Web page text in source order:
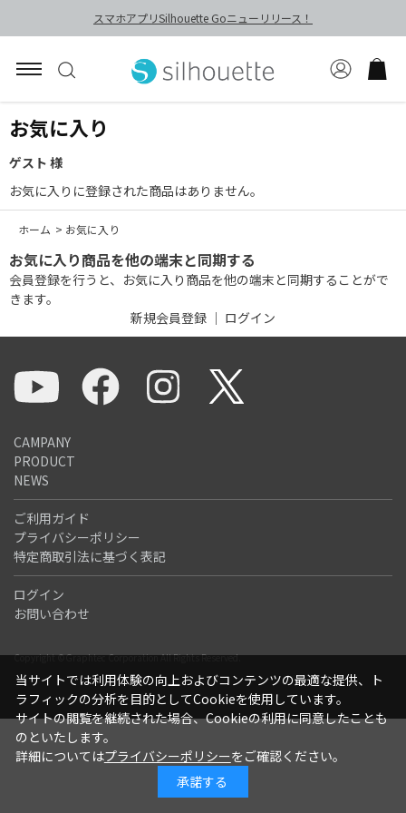
スマホアプリSilhouette Goニューリリース！
お気に入り
ゲスト 様
お気に入りに登録された商品はありません。
ホーム > お気に入り
お気に入り商品を他の端末と同期する
会員登録を行うと、お気に入り商品を他の端末と同期することがで
きます。
新規会員登録 ｜ ログイン
CAMPANY
PRODUCT
NEWS
ご利用ガイド
プライバシーポリシー
特定商取引法に基づく表記
ログイン
お問い合わせ
Copyright ©Graphtec Corporation All Rights Reserved.
当サイトでは利用体験の向上およびコンテンツの最適な提供、ト
ラフィックの分析を目的としてCookieを使用しています。
サイトの閲覧を継続された場合、Cookieの利用に同意したことも
のといたします。
詳細についてはプライバシーポリシーをご確認ください。
承諾する